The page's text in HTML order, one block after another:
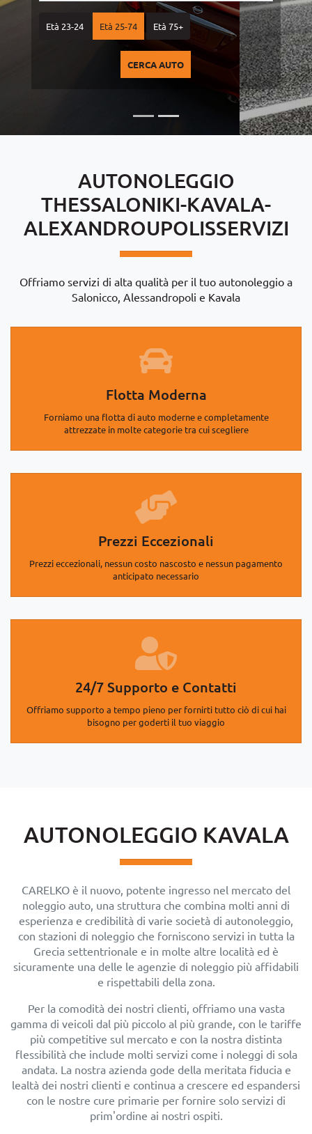
Età 23-24 Età 25-74 Età 75+
CERCA AUTO
AUTONOLEGGIO
THESSALONIKI-KAVALA-
ALEXANDROUPOLISSERVIZI
Offriamo servizi di alta qualità per il tuo autonoleggio a
Salonicco, Alessandropoli e Kavala
Flotta Moderna
Forniamo una flotta di auto moderne e completamente
attrezzate in molte categorie tra cui scegliere
Prezzi Eccezionali
Prezzi eccezionali, nessun costo nascosto e nessun pagamento
anticipato necessario
24/7 Supporto e Contatti
Offriamo supporto a tempo pieno per fornirti tutto ciò di cui hai
bisogno per goderti il tuo viaggio
AUTONOLEGGIO KAVALA
CARELKO è il nuovo, potente ingresso nel mercato del
noleggio auto, una struttura che combina molti anni di
esperienza e credibilità di varie società di autonoleggio,
con stazioni di noleggio che forniscono servizi in tutta la
Grecia settentrionale e in molte altre località ed è
sicuramente una delle le agenzie di noleggio più affidabili
e rispettabili della zona.
Per la comodità dei nostri clienti, offriamo una vasta
gamma di veicoli dal più piccolo al più grande, con le tariffe
più competitive sul mercato e con la nostra distinta
flessibilità che include molti servizi come i noleggi di sola
andata. La nostra azienda gode della meritata fiducia e
lealtà dei nostri clienti e continua a crescere ed espandersi
con le nostre cure primarie per fornire solo servizi di
prim'ordine ai nostri ospiti.